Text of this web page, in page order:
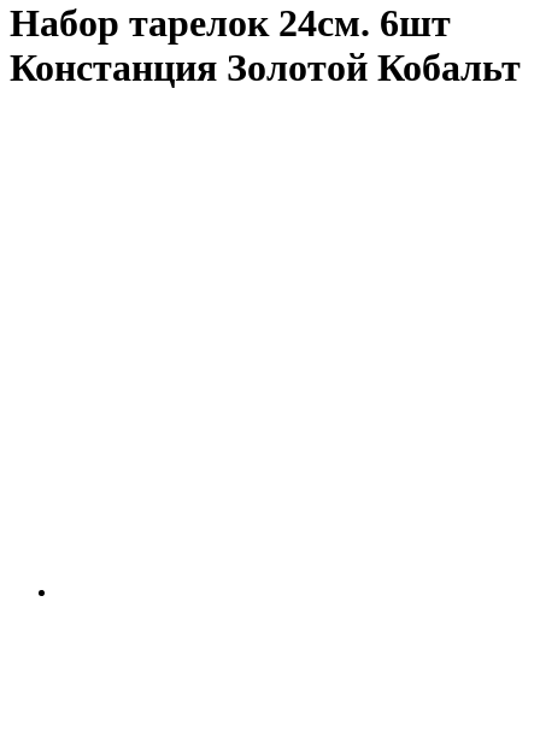
Набор тарелок 24см. 6шт
Констанция Золотой Кобальт